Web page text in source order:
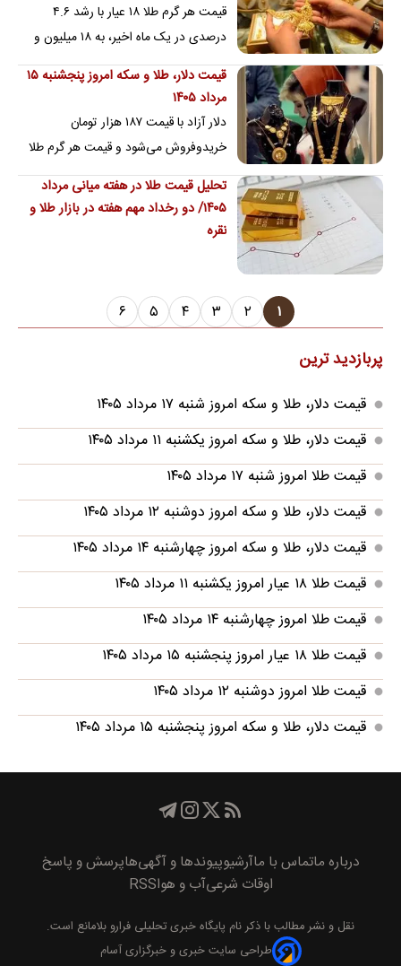
پربازدید ترین
قیمت دلار، طلا و سکه امروز شنبه ۱۷ مرداد ۱۴۰۵
قیمت دلار، طلا و سکه امروز یکشنبه ۱۱ مرداد ۱۴۰۵
قیمت طلا امروز شنبه ۱۷ مرداد ۱۴۰۵
قیمت دلار، طلا و سکه امروز دوشنبه ۱۲ مرداد ۱۴۰۵
قیمت دلار، طلا و سکه امروز چهارشنبه ۱۴ مرداد ۱۴۰۵
قیمت طلا ۱۸ عیار امروز یکشنبه ۱۱ مرداد ۱۴۰۵
قیمت طلا امروز چهارشنبه ۱۴ مرداد ۱۴۰۵
قیمت طلا ۱۸ عیار امروز پنجشنبه ۱۵ مرداد ۱۴۰۵
قیمت طلا امروز دوشنبه ۱۲ مرداد ۱۴۰۵
قیمت دلار، طلا و سکه امروز پنجشنبه ۱۵ مرداد ۱۴۰۵
قیمت هر گرم طلا ۱۸ عیار با رشد ۴.۶
درصدی در یک ماه اخیر، به ۱۸ میلیون و
۶۲۹ هزار تومان رسید
قیمت دلار، طلا و سکه امروز پنجشنبه ۱۵
مرداد ۱۴۰۵
دلار آزاد با قیمت ۱۸۷ هزار تومان
خریدوفروش می‌شود و قیمت هر گرم طلا
۱۸ عیار ۱۸ میلیون و ۶۲۹ هزار تومان است
تحلیل قیمت طلا در هفته میانی مرداد
۱۴۰۵/ دو رخداد مهم هفته در بازار طلا و
نقره
۱ ۲ ۳ ۴ ۵ ۶
درباره ماتماس با ماآرشیوپیوند‌ها و آگهی‌هاپرسش و پاسخ
اوقات شرعیآب و هواRSS
نقل و نشر مطالب با ذکر نام پايگاه خبری تحليلی فرارو بلامانع است.
طراحی سایت خبری و خبرگزاری آسام